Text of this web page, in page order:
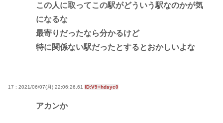
この人に取ってこの駅がどういう駅なのかが気
になるな
最寄りだったなら分かるけど
特に関係ない駅だったとするとおかしいよな
17 : 2021/06/07(月) 22:06:26.61 ID:V9+hdsyc0
アカンか